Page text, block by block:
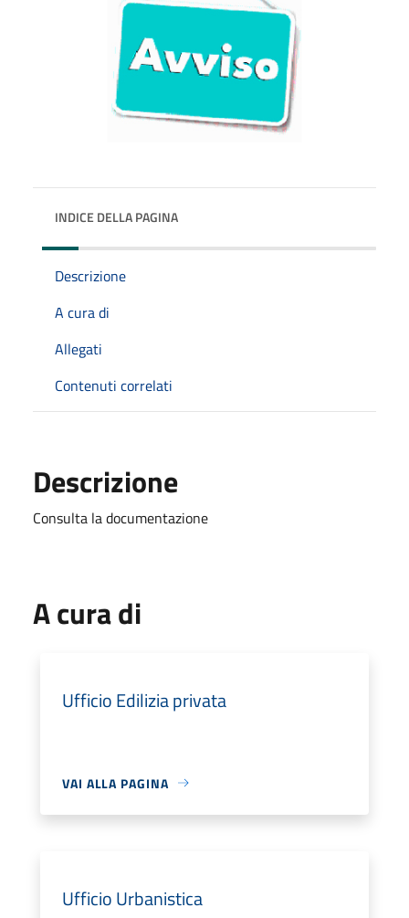
INDICE DELLA PAGINA
Descrizione
A cura di
Allegati
Contenuti correlati
Descrizione
Consulta la documentazione
A cura di
Ufficio Edilizia privata
VAI ALLA PAGINA
Ufficio Urbanistica